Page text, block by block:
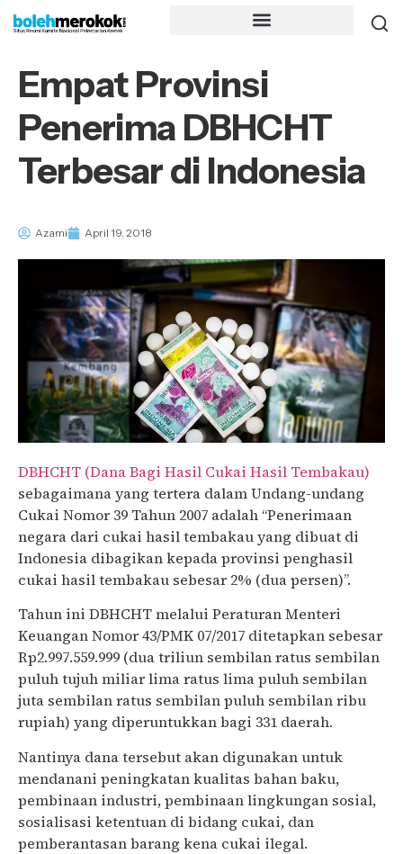
Empat Provinsi
Penerima DBHCHT
Terbesar di Indonesia
Azami April 19, 2018
DBHCHT (Dana Bagi Hasil Cukai Hasil Tembakau)
sebagaimana yang tertera dalam Undang-undang
Cukai Nomor 39 Tahun 2007 adalah “Penerimaan
negara dari cukai hasil tembakau yang dibuat di
Indonesia dibagikan kepada provinsi penghasil
cukai hasil tembakau sebesar 2% (dua persen)”.
Tahun ini DBHCHT melalui Peraturan Menteri
Keuangan Nomor 43/PMK 07/2017 ditetapkan sebesar
Rp2.997.559.999 (dua triliun sembilan ratus sembilan
puluh tujuh miliar lima ratus lima puluh sembilan
juta sembilan ratus sembilan puluh sembilan ribu
rupiah) yang diperuntukkan bagi 331 daerah.
Nantinya dana tersebut akan digunakan untuk
mendanani peningkatan kualitas bahan baku,
pembinaan industri, pembinaan lingkungan sosial,
sosialisasi ketentuan di bidang cukai, dan
pemberantasan barang kena cukai ilegal.